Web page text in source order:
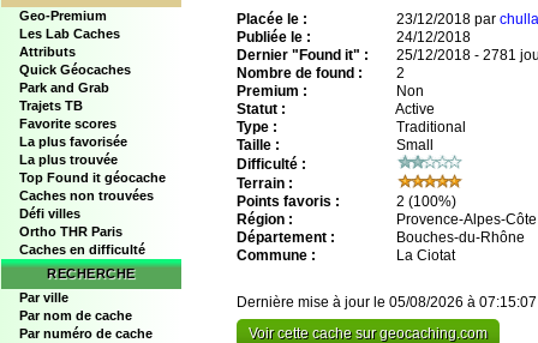
Geo-Premium
Les Lab Caches
Attributs
Quick Géocaches
Park and Grab
Trajets TB
Favorite scores
La plus favorisée
La plus trouvée
Top Found it géocache
Caches non trouvées
Défi villes
Ortho THR Paris
Caches en difficulté
RECHERCHE
Par ville
Par nom de cache
Par numéro de cache
Placée le : 23/12/2018 par
Publiée le :
24/12/2018
Dernier "Found it" :
25/12/2018 - 2781
Nombre de found :
2
Premium :
Non
Statut :
Active
Type :
Traditional
Taille :
Small
Difficulté :
Terrain :
Points favoris :
2 (100%)
Région :
Provence-Alpes-
Département :
Bouches-du-Rhône
Commune :
La Ciotat
Dernière mise à jour le 05/08/2026 à 07:15:07
Voir cette cache sur geocaching.com